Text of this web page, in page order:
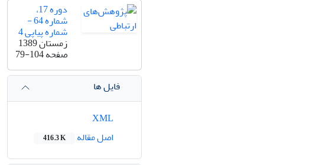
دوره 17،
شماره 64 -
شماره پیاپی 4
زمستان 1389
صفحه79-104
فایل ها
اصل مقاله
416.3 K